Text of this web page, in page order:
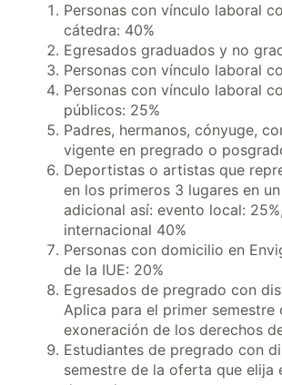
Personas con vínculo laboral
cátedra: 40%
Egresados graduados y no
Personas con vínculo laboral
Personas con vínculo laboral
públicos: 25%
Padres, hermanos, cónyuge,
vigente en pregrado o
Deportistas o artistas que
en los primeros 3 lugares en
adicional así: evento local:
internacional 40%
Personas con domicilio en
de la IUE: 20%
Egresados de pregrado con
Aplica para el primer
exoneración de los derechos
Estudiantes de pregrado con
semestre de la oferta que